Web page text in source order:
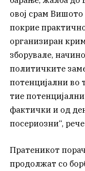
овој срам
покрие
организиран
зборувале,
политичките
потенцијални во
тие
фактички и од
посериозни“,
Пратеникот
продолжат со